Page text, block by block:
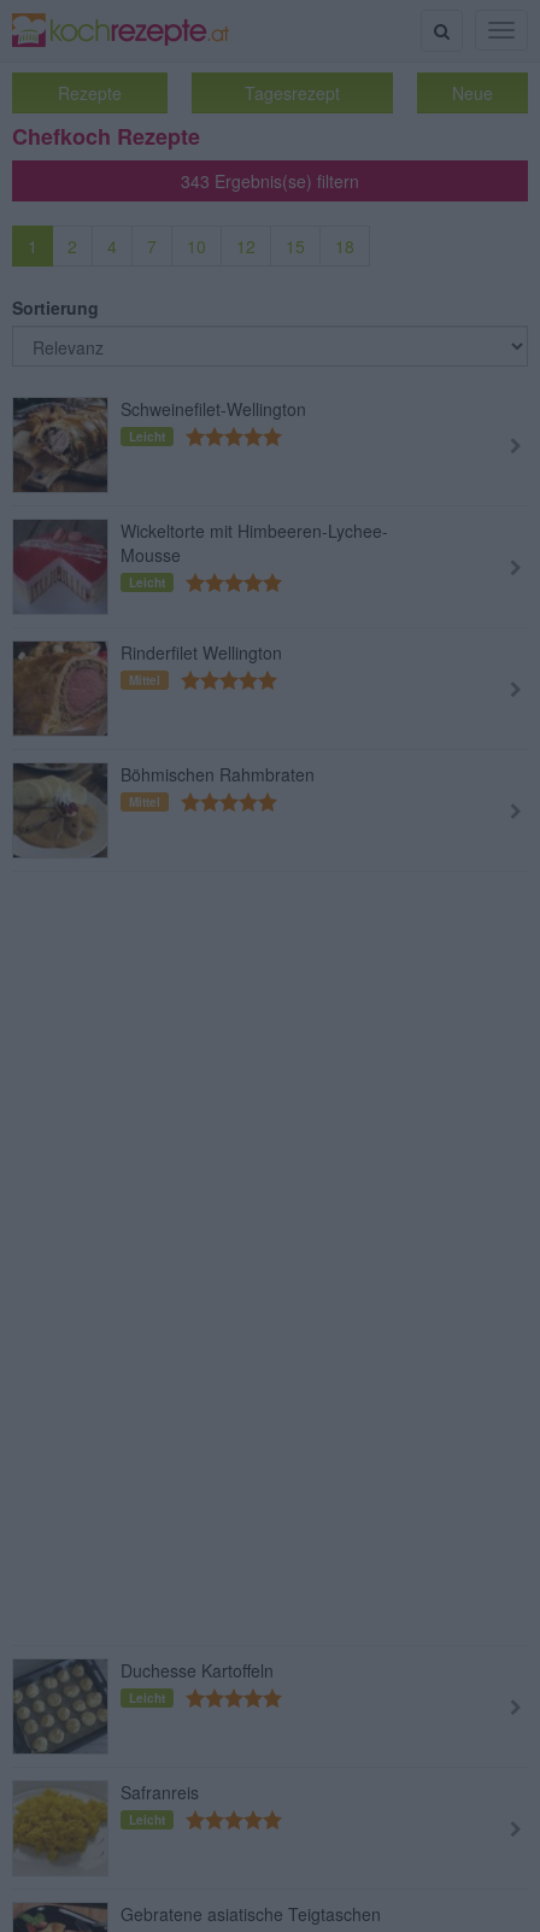
Suche
Rezepte Tagesrezept Neue
Chefkoch Rezepte
343 Ergebnis(se) filtern
1 2 4 7 10 12 15 18
Sortierung
Schweinefilet-Wellington
Leicht
Wickeltorte mit Himbeeren-Lychee-
Mousse
Leicht
Rinderfilet Wellington
Mittel
Böhmischen Rahmbraten
Mittel
Duchesse Kartoffeln
Leicht
Safranreis
Leicht
Gebratene asiatische Teigtaschen